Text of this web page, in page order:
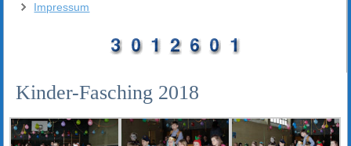
Impressum
Kinder-Fasching 2018